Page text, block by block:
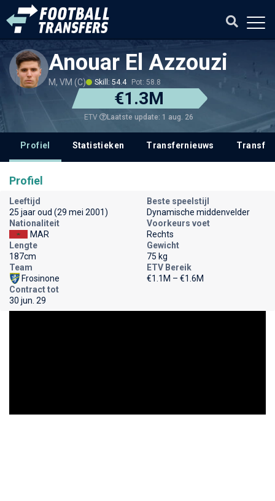
Anouar El Azzouzi
M, VM (C) Skill: 54.4 Pot: 58.8
€1.3M
ETV Laatste update: 1 aug. 26
Profiel Statistieken Transfernieuws
Profiel
Leeftijd
25 jaar oud (29 mei 2001)
Beste speelstijl
Dynamische middenvelder
Nationaliteit
MAR
Voorkeurs voet
Rechts
Lengte
187cm
Gewicht
75 kg
Team
Frosinone
ETV Bereik
€1.1M – €1.6M
Contract tot
30 jun. 29